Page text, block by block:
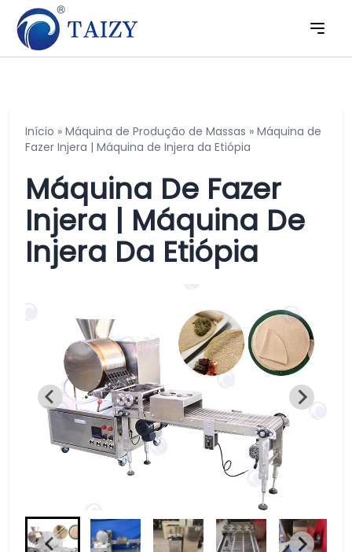
Início » Máquina de Produção de Massas » Máquina de
Fazer Injera | Máquina de Injera da Etiópia
Máquina De Fazer
Injera | Máquina De
Injera Da Etiópia